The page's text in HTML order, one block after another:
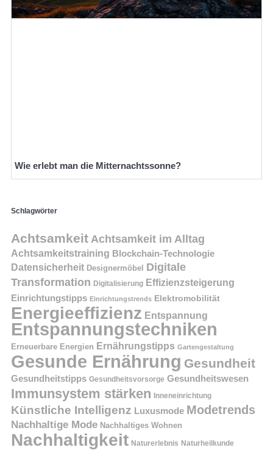
Wie erlebt man die Mitternachtssonne?
Schlagwörter
Achtsamkeit Achtsamkeit im Alltag
Achtsamkeitstraining Blockchain-Technologie
Datensicherheit Designermöbel
Digitale
Transformation Digitalisierung Effizienzsteigerung
Einrichtungstipps Einrichtungstrends Elektromobilität
Energieeffizienz Entspannung
Entspannungstechniken
Erneuerbare Energien Ernährungstipps Gartengestaltung
Gesunde Ernährung Gesundheit
Gesundheitstipps Gesundheitsvorsorge Gesundheitswesen
Immunsystem stärken Inneneinrichtung
Künstliche Intelligenz Luxusmode Modetrends
Nachhaltige Mode Nachhaltiges Wohnen
Nachhaltigkeit Naturerlebnis Naturheilkunde